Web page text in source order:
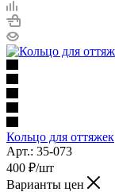
Кольцо для оттяжек
Арт.: 35-073
400 ₽/шт
Варианты цен